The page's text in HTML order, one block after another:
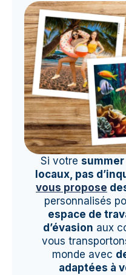
Si votre
locaux, pas
vous propose
personnalisés
espace de
d’évasion aux
vous
monde avec
adaptées à